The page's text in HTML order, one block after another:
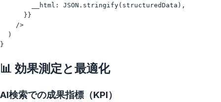
        __html: JSON.stringify(structuredData),
      }}
    />
  )
📊 効果測定と最適化
AI検索での成果指標（KPI）